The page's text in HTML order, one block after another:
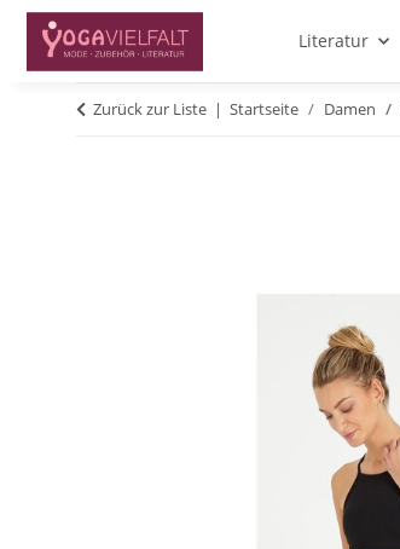
Literatur
Zurück zur Liste Startseite Damen